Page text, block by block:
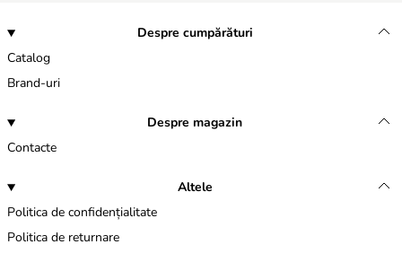
Despre cumpărături
Catalog
Brand-uri
Despre magazin
Contacte
Altele
Politica de confidențialitate
Politica de returnare